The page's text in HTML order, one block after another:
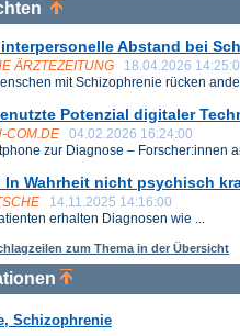
interpersonelle Abstand bei
ÄRZTEZEITUNG
18.04.2026
mit Schizophrenie rücken
Potenzial digitaler
COM.DE
04.02.2026 16:24:00
zur Diagnose – Forscher:innen
In Wahrheit nicht psychisch
14.11.2025 14:16:00
erhalten Diagnosen wie ...
zum Thema in der Übersicht
Schizophrenie